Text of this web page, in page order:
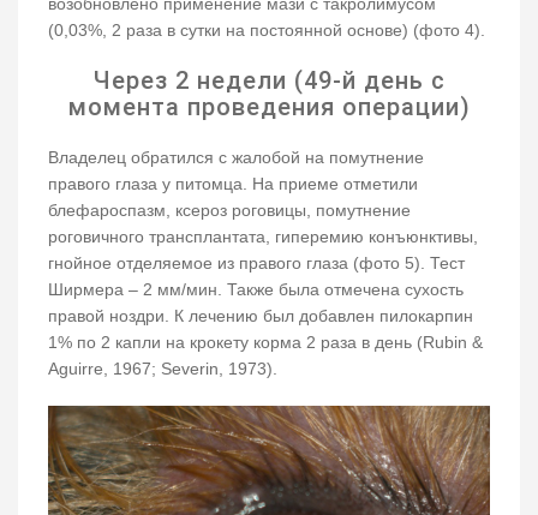
возобновлено применение мази с такролимусом
(0,03%, 2 раза в сутки на постоянной основе) (фото 4).
Через 2 недели (49-й день с
момента проведения операции)
Владелец обратился с жалобой на помутнение
правого глаза у питомца. На приеме отметили
блефароспазм, ксероз роговицы, помутнение
роговичного трансплантата, гиперемию конъюнктивы,
гнойное отделяемое из правого глаза (фото 5). Тест
Ширмера – 2 мм/мин. Также была отмечена сухость
правой ноздри. К лечению был добавлен пилокарпин
1% по 2 капли на крокету корма 2 раза в день (Rubin &
Aguirre, 1967; Severin, 1973).